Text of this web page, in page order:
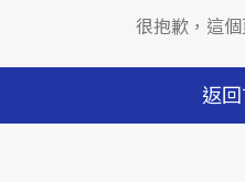
很抱歉，這個
返